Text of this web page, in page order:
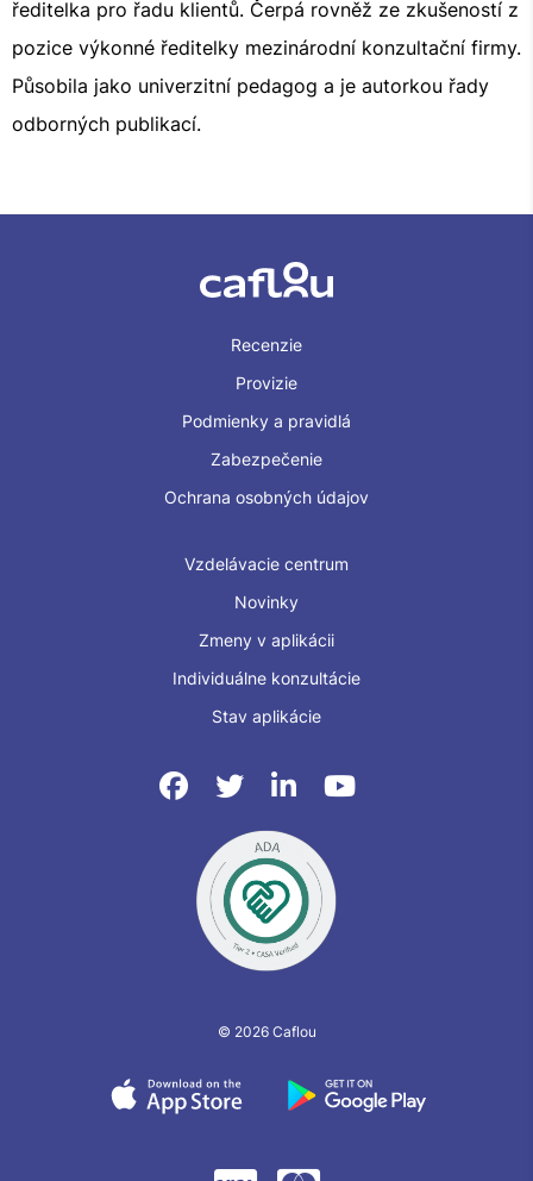
ředitelka pro řadu klientů. Čerpá rovněž ze zkušeností z
pozice výkonné ředitelky mezinárodní konzultační firmy.
Působila jako univerzitní pedagog a je autorkou řady
odborných publikací.
Recenzie
Provizie
Podmienky a pravidlá
Zabezpečenie
Ochrana osobných údajov
Vzdelávacie centrum
Novinky
Zmeny v aplikácii
Individuálne konzultácie
Stav aplikácie
© 2026 Caflou